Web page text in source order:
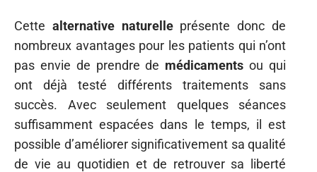
Cette alternative naturelleprésente donc de
nombreux avantages pour les patients qui n’ont
pas envie de prendre de médicaments ou qui
ont déjà testé différents traitements sans
succès. Avec seulement quelques séances
suffisamment espacées dans le temps, il est
possible d’améliorer significativement sa qualité
de vie au quotidien et de retrouver sa liberté